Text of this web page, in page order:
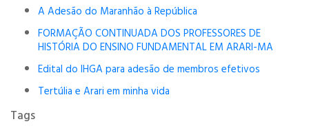
A Adesão do Maranhão à República
FORMAÇÃO CONTINUADA DOS PROFESSORES DE
HISTÓRIA DO ENSINO FUNDAMENTAL EM ARARI-MA
Edital do IHGA para adesão de membros efetivos
Tertúlia e Arari em minha vida
Tags